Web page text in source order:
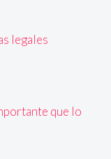
legales
que lo